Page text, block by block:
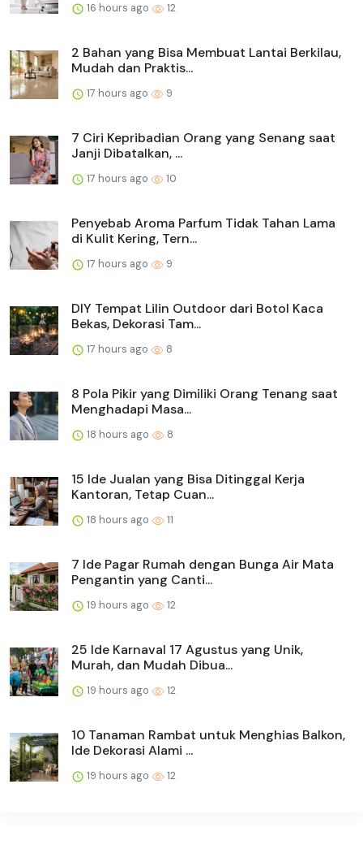
16 hours ago 12
2 Bahan yang Bisa Membuat Lantai Berkilau,
Mudah dan Praktis...
17 hours ago 9
7 Ciri Kepribadian Orang yang Senang saat
Janji Dibatalkan, ...
17 hours ago 10
Penyebab Aroma Parfum Tidak Tahan Lama
di Kulit Kering, Tern...
17 hours ago 9
DIY Tempat Lilin Outdoor dari Botol Kaca
Bekas, Dekorasi Tam...
17 hours ago 8
8 Pola Pikir yang Dimiliki Orang Tenang saat
Menghadapi Masa...
18 hours ago 8
15 Ide Jualan yang Bisa Ditinggal Kerja
Kantoran, Tetap Cuan...
18 hours ago 11
7 Ide Pagar Rumah dengan Bunga Air Mata
Pengantin yang Canti...
19 hours ago 12
25 Ide Karnaval 17 Agustus yang Unik,
Murah, dan Mudah Dibua...
19 hours ago 12
10 Tanaman Rambat untuk Menghias Balkon,
Ide Dekorasi Alami ...
19 hours ago 12